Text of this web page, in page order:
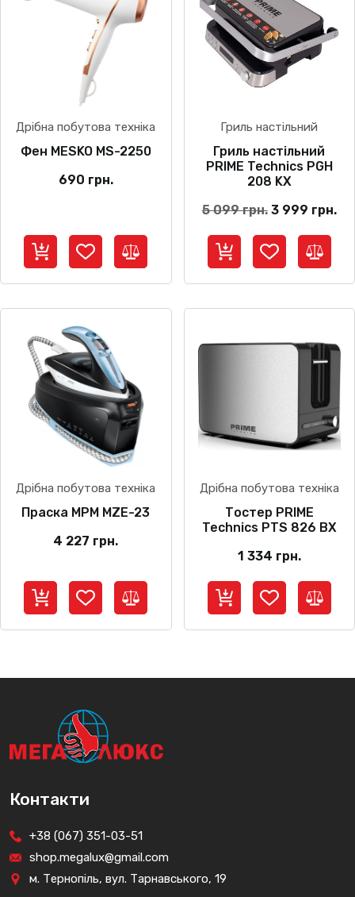
Дрібна побутова техніка
Фен MESKO MS-2250
690 грн.
Гриль настільний
Гриль настільний
PRIME Technics PGH
208 KX
5 099грн. Оригінальна
5
099 грн..
3 999 грн.
Дрібна побутова техніка
Праска MPM MZE-23
4 227 грн.
Дрібна побутова техніка
Тостер PRIME
Technics PTS 826 BX
1 334 грн.
Контакти
+38 (067) 351-03-51
shop.megalux@gmail.com
м. Тернопіль, вул. Тарнавського, 19